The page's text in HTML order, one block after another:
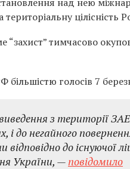
цілісність
тимчасово
голосів 7
з території
і до негайного
до існуючої
України, — повідомило